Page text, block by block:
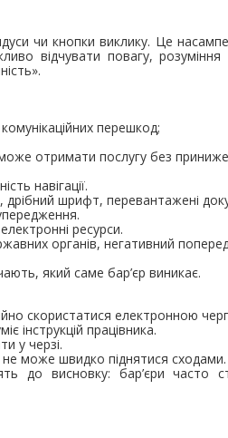
чи кнопки виклику. Це
відчувати повагу,
перешкод;
отримати послугу без
навігації.
шрифт, перевантажені
ресурси.
органів, негативний
який саме бар’єр виникає.
скористатися електронною
інструкцій працівника.
у черзі.
може швидко піднятися сходами.
до висновку: бар’єри